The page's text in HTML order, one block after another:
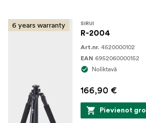
6 years warranty SIRUI
R-2004
Art.nr. 4520000102
EAN 6952060000152
Noliktavā
166,90 €
Pievienot